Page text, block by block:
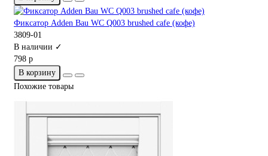
Фиксатор Adden Bau WC Q003 brushed cafe (кофе)
3809-01
В наличии ✓
798 р
В корзину
Похожие товары